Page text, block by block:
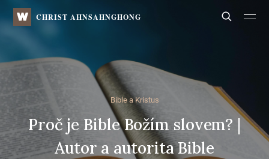
WATVCHRIST AHNSAHNGHONG Search
Bible a Kristus
Proč je Bible Božím slovem? |
Autor a autorita Bible